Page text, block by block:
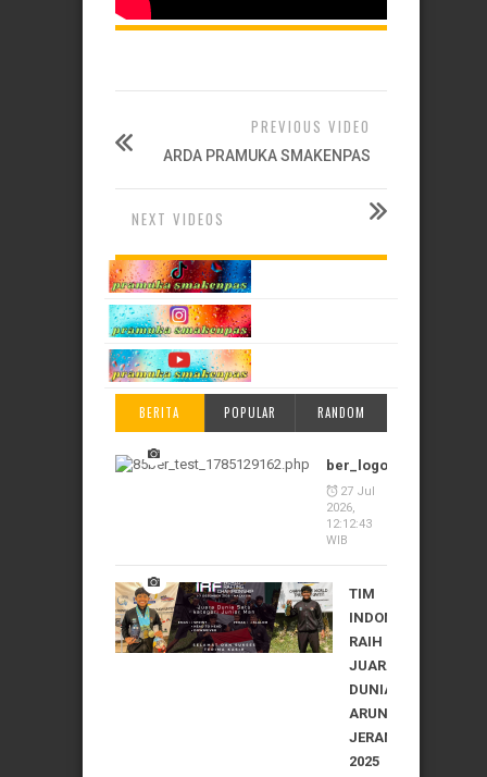
PREVIOUS VIDEO
ARDA PRAMUKA SMAKENPAS
NEXT VIDEOS
BERITA POPULAR RANDOM
ber_logo_1785129162
27 Jul
2026,
12:12:43
WIB
TIM
INDONESIA
RAIH
JUARA
DUNIA
ARUNG
JERAM
2025